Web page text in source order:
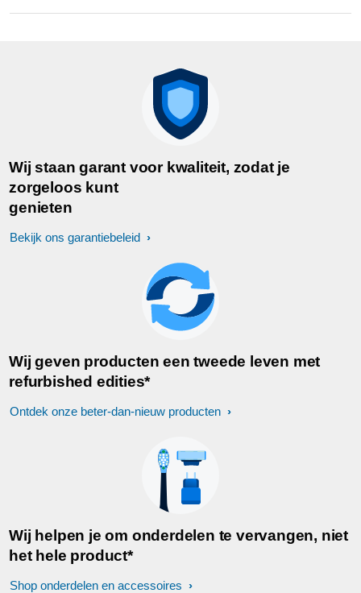
Wij staan garant voor kwaliteit, zodat je
zorgeloos kunt
genieten
Bekijk ons garantiebeleid
Wij geven producten een tweede leven met
refurbished edities*
Ontdek onze beter-dan-nieuw producten
Wij helpen je om onderdelen te vervangen, niet
het hele product*
Shop onderdelen en accessoires